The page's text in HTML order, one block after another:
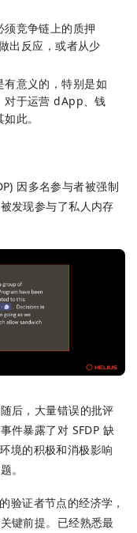
竞争链上的质押
出反应，或者从少
意义的，特别是如
对于运营 dApp、钱
此。
因多名参与者被强制
发现参与了私人内存
随后，大量错误的批评
件暴露了对 SFDP 缺
境的积极和消极影响
。
验证者节点的经济学，
键前提。已经熟悉最